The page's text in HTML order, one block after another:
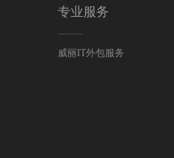
专业服务
威丽IT外包服务